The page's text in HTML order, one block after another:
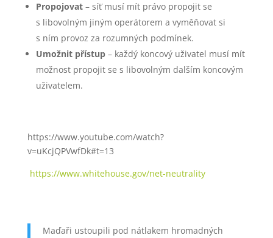
Propojovat– síť musí mít právo propojit se
s libovolným jiným operátorem a vyměňovat si
s ním provoz za rozumných podmínek.
Umožnit přístup– každý koncový uživatel musí mít
možnost propojit se s libovolným dalším koncovým
uživatelem.
https://www.youtube.com/watch?
v=uKcjQPVwfDk#t=13
https://www.whitehouse.gov/net-neutrality
Maďaři ustoupili pod nátlakem hromadných